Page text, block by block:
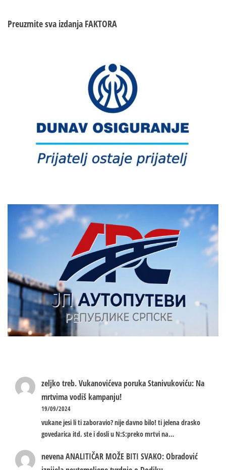
Preuzmite sva izdanja FAKTORA
zeljko treb.Vukanovićeva poruka Stanivukoviću: Na
mrtvima vodiš kampanju!
19/09/2024
vukane jesi li ti zaboravio? nije davno bilo! ti jelena drasko
govedarica itd. ste i dosli u N:S:preko mrtvi na…
nevenaANALITIČAR MOŽE BITI SVAKO: Obradović